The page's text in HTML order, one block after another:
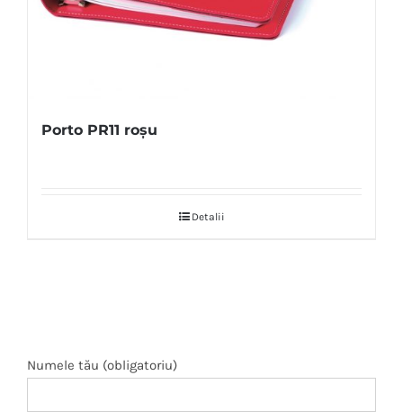
Porto PR11 roșu
Detalii
Numele tău (obligatoriu)